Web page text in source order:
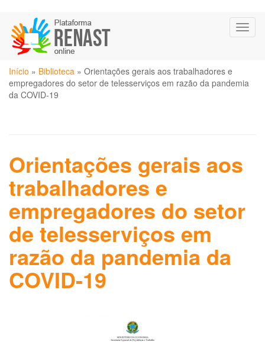
para
conteúdo
principal
Você
está
aqui
Início » Biblioteca » Orientações gerais aos trabalhadores e
empregadores do setor de telesserviços em razão da pandemia
da COVID-19
Orientações gerais aos
trabalhadores e
empregadores do setor
de telesserviços em
razão da pandemia da
COVID-19